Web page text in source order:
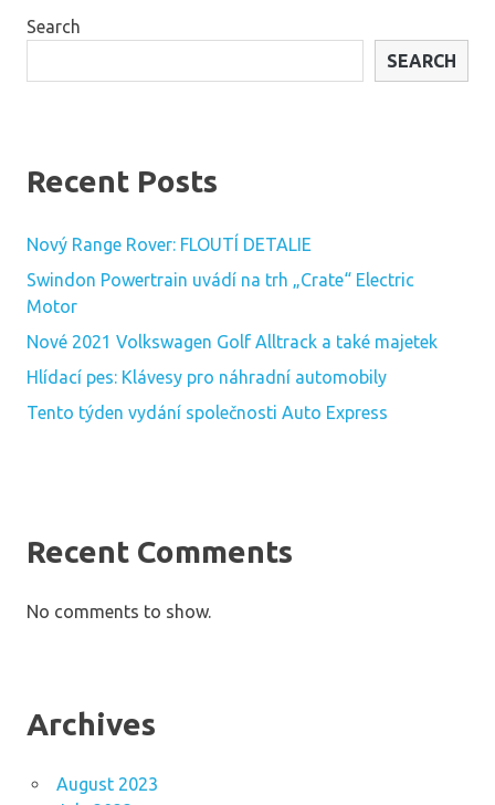
Search
SEARCH
Recent Posts
Nový Range Rover: FLOUTÍ DETALIE
Swindon Powertrain uvádí na trh „Crate“ Electric
Motor
Nové 2021 Volkswagen Golf Alltrack a také majetek
Hlídací pes: Klávesy pro náhradní automobily
Tento týden vydání společnosti Auto Express
Recent Comments
No comments to show.
Archives
August 2023